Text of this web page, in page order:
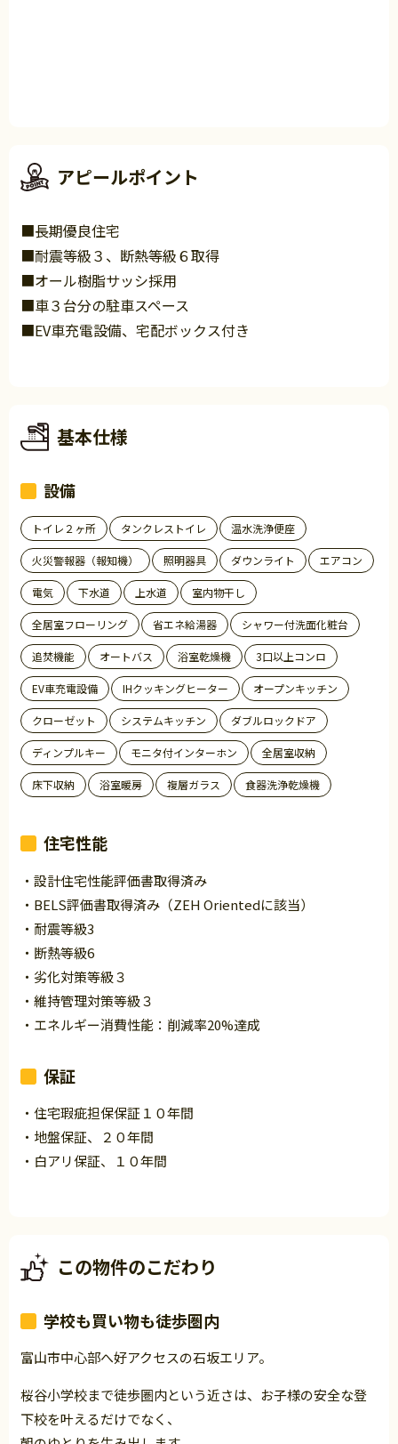
アピールポイント
■長期優良住宅
■耐震等級３、断熱等級６取得
■オール樹脂サッシ採用
■車３台分の駐車スペース
■EV車充電設備、宅配ボックス付き
基本仕様
設備
トイレ２ヶ所 タンクレストイレ 温水洗浄便座
火災警報器（報知機） 照明器具 ダウンライト エアコン
電気 下水道 上水道 室内物干し
全居室フローリング 省エネ給湯器 シャワー付洗面化粧台
追焚機能 オートバス 浴室乾燥機 3口以上コンロ
EV車充電設備 IHクッキングヒーター オープンキッチン
クローゼット システムキッチン ダブルロックドア
ディンプルキー モニタ付インターホン 全居室収納
床下収納 浴室暖房 複層ガラス 食器洗浄乾燥機
住宅性能
・設計住宅性能評価書取得済み
・BELS評価書取得済み（ZEH Orientedに該当）
・耐震等級3
・断熱等級6
・劣化対策等級３
・維持管理対策等級３
・エネルギー消費性能：削減率20%達成
保証
・住宅瑕疵担保保証１０年間
・地盤保証、２０年間
・白アリ保証、１０年間
この物件のこだわり
学校も買い物も徒歩圏内
富山市中心部へ好アクセスの石坂エリア。
桜谷小学校まで徒歩圏内という近さは、お子様の安全な登
下校を叶えるだけでなく、